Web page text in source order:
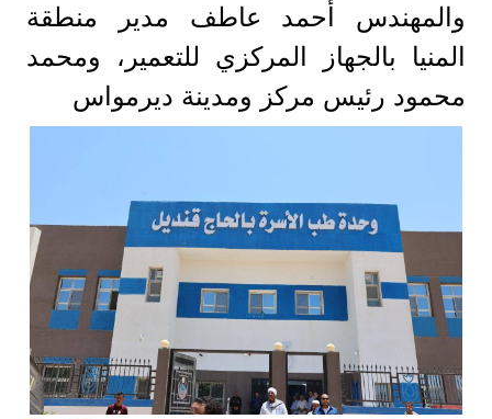
والمهندس أحمد عاطف مدير منطقة
المنيا بالجهاز المركزي للتعمير، ومحمد
محمود رئيس مركز ومدينة ديرمواس